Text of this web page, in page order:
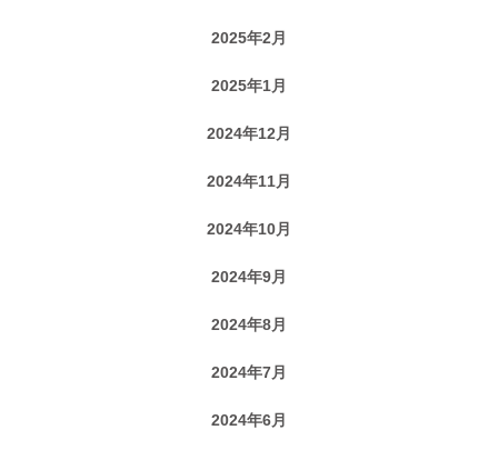
2025年2月
2025年1月
2024年12月
2024年11月
2024年10月
2024年9月
2024年8月
2024年7月
2024年6月